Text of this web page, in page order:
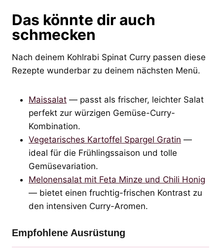
Das könnte dir auch
schmecken
Nach deinem Kohlrabi Spinat Curry passen diese
Rezepte wunderbar zu deinem nächsten Menü.
Maissalat — passt als frischer, leichter Salat
perfekt zur würzigen Gemüse-Curry-
Kombination.
Vegetarisches Kartoffel Spargel Gratin —
ideal für die Frühlingssaison und tolle
Gemüsevariation.
Melonensalat mit Feta Minze und Chili Honig
— bietet einen fruchtig-frischen Kontrast zu
den intensiven Curry-Aromen.
Empfohlene Ausrüstung